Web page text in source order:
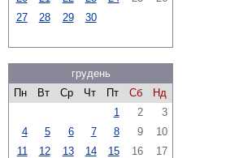
27
28 29 30
грудень
Пн
Вт Ср Чт Пт Сб
Нд
1
2
3
4
5 6 7 8 9
10
11
12 13 14 15 16
17